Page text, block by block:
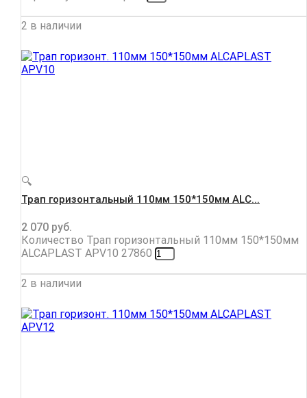
2 в наличии
🔍
Трап горизонтальный 110мм 150*150мм ALC...
2 070 руб.
Количество Трап горизонтальный 110мм 150*150мм
ALCAPLAST APV10 27860
2 в наличии